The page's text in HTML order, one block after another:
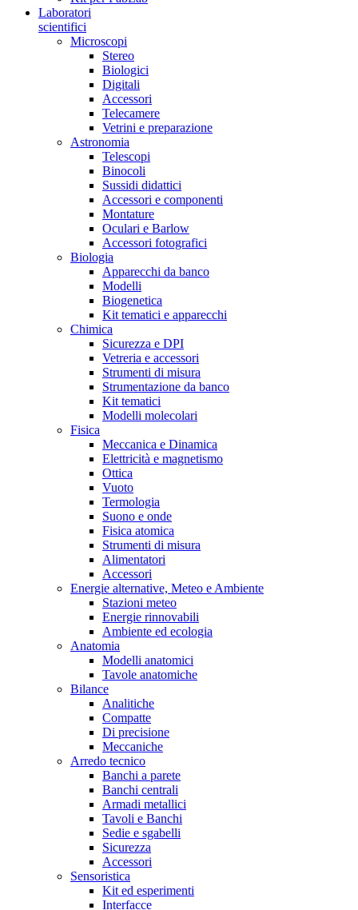
Laboratori
scientifici
Microscopi
Stereo
Biologici
Digitali
Accessori
Telecamere
Vetrini e preparazione
Astronomia
Telescopi
Binocoli
Sussidi didattici
Accessori e componenti
Montature
Oculari e Barlow
Accessori fotografici
Biologia
Apparecchi da banco
Modelli
Biogenetica
Kit tematici e apparecchi
Chimica
Sicurezza e DPI
Vetreria e accessori
Strumenti di misura
Strumentazione da banco
Kit tematici
Modelli molecolari
Fisica
Meccanica e Dinamica
Elettricità e magnetismo
Ottica
Vuoto
Termologia
Suono e onde
Fisica atomica
Strumenti di misura
Alimentatori
Accessori
Energie alternative, Meteo e Ambiente
Stazioni meteo
Energie rinnovabili
Ambiente ed ecologia
Anatomia
Modelli anatomici
Tavole anatomiche
Bilance
Analitiche
Compatte
Di precisione
Meccaniche
Arredo tecnico
Banchi a parete
Banchi centrali
Armadi metallici
Tavoli e Banchi
Sedie e sgabelli
Sicurezza
Accessori
Sensoristica
Kit ed esperimenti
Interfacce